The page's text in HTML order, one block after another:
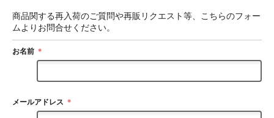
商品関する再入荷のご質問や再販リクエスト等、こちらのフォー
ムよりお問合せください。
お名前 ＊
メールアドレス ＊